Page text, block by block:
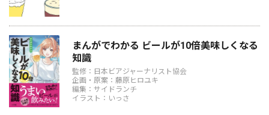
まんがでわかる ビールが10倍美味しくなる
知識
監修：日本ビアジャーナリスト協会
企画・原案：藤原ヒロユキ
編集：サイドランチ
イラスト：いっさ